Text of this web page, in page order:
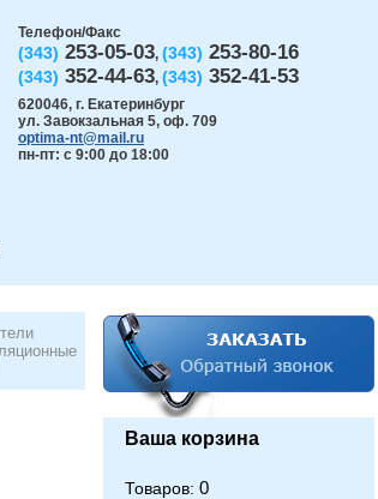
Телефон/Факс
(343) 253-05-03, (343) 253-80-16
(343) 352-44-63, (343) 352-41-53
620046, г. Екатеринбург
ул. Завокзальная 5, оф. 709
optima-nt@mail.ru
пн-пт: с 9:00 до 18:00
Ваша корзина
Товаров: 0